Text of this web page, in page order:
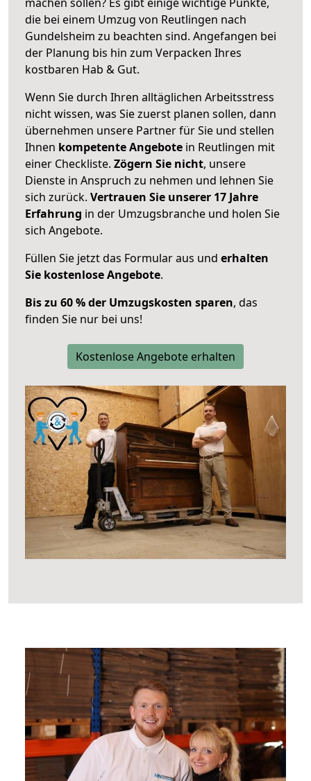
die bei einem Umzug von Reutlingen nach
Gundelsheim zu beachten sind. Angefangen bei
der Planung bis hin zum Verpacken Ihres
kostbaren Hab & Gut.
Wenn Sie durch Ihren alltäglichen Arbeitsstress
nicht wissen, was Sie zuerst planen sollen, dann
übernehmen unsere Partner für Sie und stellen
Ihnen kompetente Angebote in Reutlingen mit
einer Checkliste. Zögern Sie nicht, unsere
Dienste in Anspruch zu nehmen und lehnen Sie
sich zurück. Vertrauen Sie unserer 17 Jahre
Erfahrung in der Umzugsbranche und holen Sie
sich Angebote.
Füllen Sie jetzt das Formular aus und erhalten
Sie kostenlose Angebote.
Bis zu 60 % der Umzugskosten sparen, das
finden Sie nur bei uns!
Kostenlose Angebote erhalten